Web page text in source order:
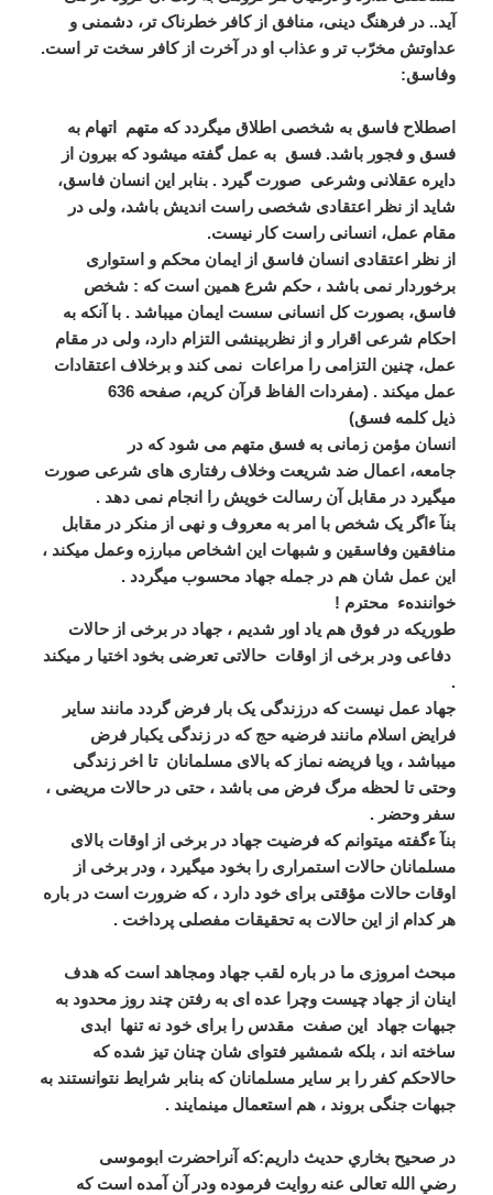
آید.. در فرهنگ دینی، منافق از کافر خطرناک تر، دشمنی و
عداوتش مخرّب تر و عذاب او در آخرت از کافر سخت تر است.
وفاسق:
اصطلاح فاسق به شخصی اطلاق میگردد که متهم اتهام به
فسق و فجور باشد. فسق به عمل گفته میشود که بیرون از
دایره عقلانی وشرعی صورت گیرد . بنابر این انسان فاسق،
شاید از نظر اعتقادی شخصی راست اندیش باشد، ولی در
مقام عمل، انسانی راست کار نیست.
از نظر اعتقادی انسان فاسق از ایمان محکم و استواری
برخوردار نمی باشد ، حکم شرع همین است که : شخص
فاسق، بصورت کل انسانی سست ایمان میباشد . با آنکه به
احکام شرعی اقرار و از نظربینشی التزام دارد، ولی در مقام
عمل، چنین التزامی را مراعات نمی کند و برخلاف اعتقادات
عمل میکند . (مفردات الفاظ قرآن کریم، صفحه 636
ذیل کلمه فسق)
انسان مؤمن زمانی به فسق متهم می شود که در
جامعه، اعمال ضد شریعت وخلاف رفتاری های شرعی صورت
میگیرد در مقابل آن رسالت خویش را انجام نمی دهد .
بنآ ءاگر یک شخص با امر به معروف و نهی از منکر در مقابل
منافقین وفاسقین و شبهات این اشخاص مبارزه وعمل میکند ،
این عمل شان هم در جمله جهاد محسوب میگردد .
خوانندهء محترم !
طوریکه در فوق هم یاد اور شدیم ، جهاد در برخی از حالات
دفاعی ودر برخی از اوقات حالاتی تعرضی بخود اختیا ر میکند
.
جهاد عمل نیست که درزندگی یک بار فرض گردد مانند سایر
فرایض اسلام مانند فرضیه حج که در زندگی یکبار فرض
میباشد ، ویا فریضه نماز که بالای مسلمانان تا اخر زندگی
وحتی تا لحظه مرگ فرض می باشد ، حتی در حالات مریضی ،
سفر وحضر .
بنآ ءگفته میتوانم که فرضیت جهاد در برخی از اوقات بالای
مسلمانان حالات استمراری را بخود میگیرد ، ودر برخی از
اوقات حالات مؤقتی برای خود دارد ، که ضرورت است در باره
هر کدام از این حالات به تحقیقات مفصلی پرداخت .
مبحث امروزی ما در باره لقب جهاد ومجاهد است که هدف
اینان از جهاد چیست وچرا عده ای به رفتن چند روز محدود به
جبهات جهاد این صفت مقدس را برای خود نه تنها ابدی
ساخته اند ، بلکه شمشیر فتوای شان چنان تیز شده که
حالاحکم کفر را بر سایر مسلمانان که بنابر شرایط نتوانستند به
جبهات جنگی بروند ، هم استعمال مینمایند .
در صحیح بخاري حدیث داریم:که آنراحضرت ابوموسی
رضي الله تعالی عنه روایت فرموده ودر آن آمده است که